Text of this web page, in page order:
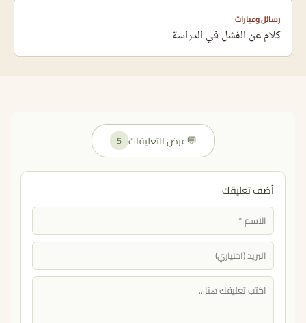
رسائل وعبارات
كلام عن الفشل في الدراسة
💬عرض التعليقات 5
أضف تعليقك